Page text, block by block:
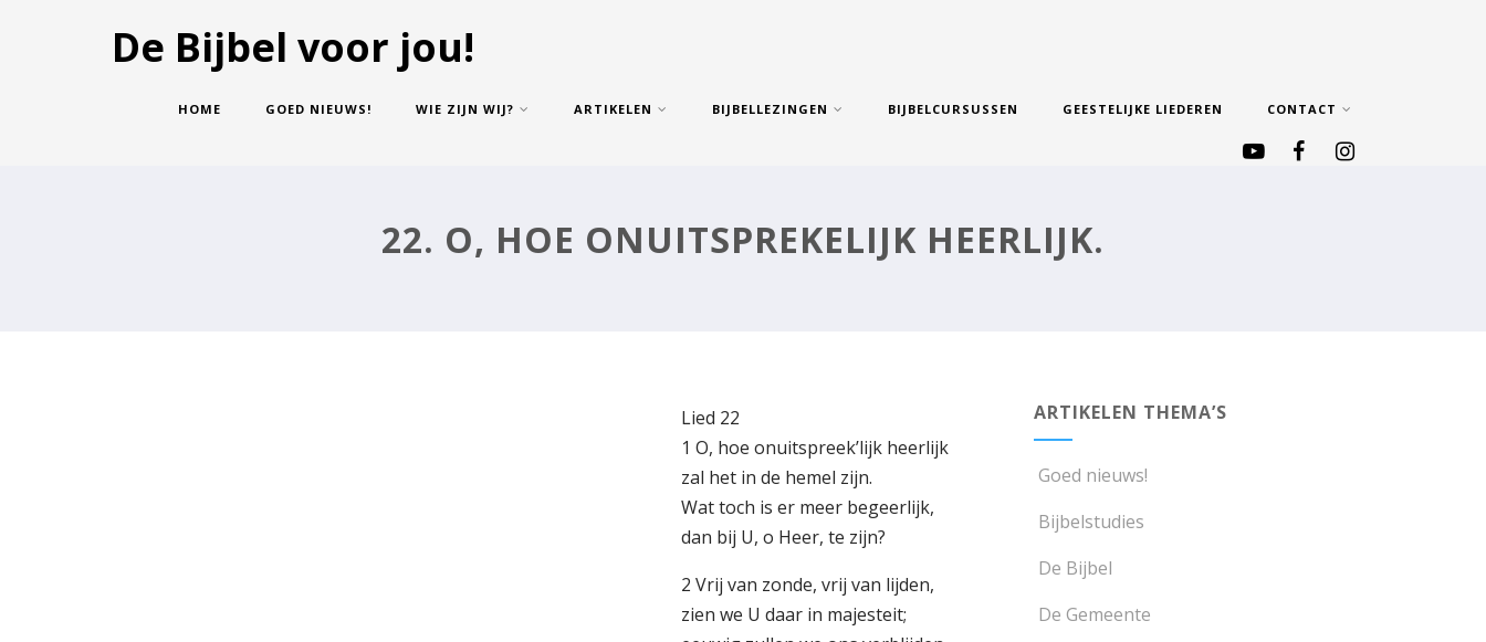
De Bijbel voor jou!
HOME GOED NIEUWS! WIE ZIJN WIJ? ARTIKELEN BIJBELLEZINGEN BIJBELCURSUSSEN GEESTELIJKE LIEDEREN CONTACT
22. O, HOE ONUITSPREKELIJK HEERLIJK.
Lied 22
1 O, hoe onuitspreek’lijk heerlijk
zal het in de hemel zijn.
Wat toch is er meer begeerlijk,
dan bij U, o Heer, te zijn?
2 Vrij van zonde, vrij van lijden,
zien we U daar in majesteit;
ARTIKELEN THEMA’S
Goed nieuws!
Bijbelstudies
De Bijbel
De Gemeente